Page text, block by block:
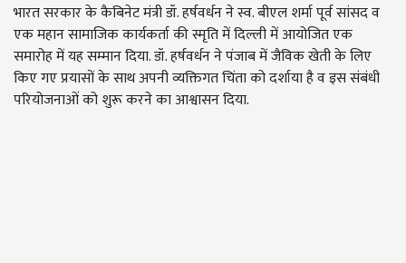
भारत सरकार के कैबिनेट मंत्री डॉ. हर्षवर्धन ने स्व. बीएल शर्मा पूर्व सांसद व
एक महान सामाजिक कार्यकर्ता की स्मृति में दिल्ली में आयोजित एक
समारोह में यह सम्मान दिया. डॉ. हर्षवर्धन ने पंजाब में जैविक खेती के लिए
किए गए प्रयासों के साथ अपनी व्यक्तिगत चिंता को दर्शाया है व इस संबंधी
परियोजनाओं को शुरू करने का आश्वासन दिया.